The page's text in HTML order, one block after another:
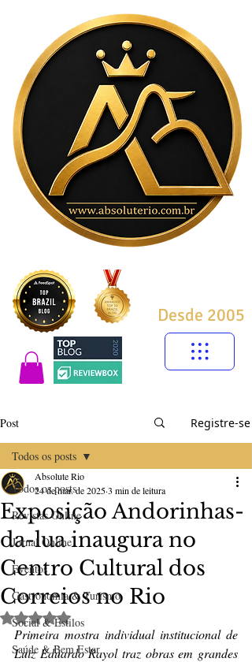
Desde 2005
Post Registre-se
Todos os posts
Revistas Online
Jornal Online
Eventos
Gastronomia & Turismo
Social & Estilos
Saúde & Bem Estar
Todos os posts
Exposição Andorinhas-
da-lua inaugura no
Centro Cultural dos
Correios no Rio
Absolute Rio
24 de mar. de 20253 min de leitura
Avaliado com NaN de 5 estrelas.
Primeira mostra individual institucional de
Luiz Eduardo Rayol traz obras em grandes